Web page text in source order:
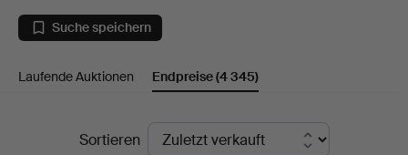
Suche speichern
Laufende Auktionen Endpreise(4 345)
EndpreiseSortieren